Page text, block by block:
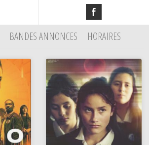
BANDES ANNONCES HORAIRES